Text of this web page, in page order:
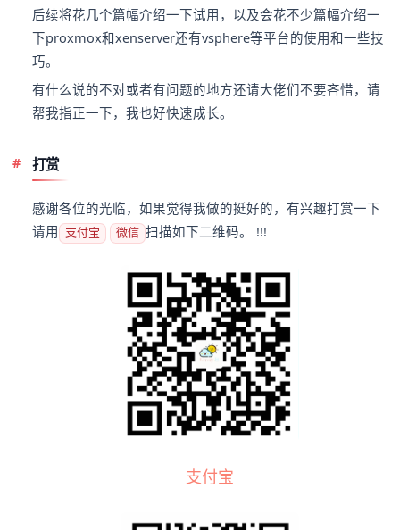
后续将花几个篇幅介绍一下试用，以及会花不少篇幅介绍一
下proxmox和xenserver还有vsphere等平台的使用和一些技
巧。
有什么说的不对或者有问题的地方还请大佬们不要吝惜，请
帮我指正一下，我也好快速成长。
打赏
感谢各位的光临，如果觉得我做的挺好的，有兴趣打赏一下
请用
支付宝 微信 扫描如下二维码。 !!!
支付宝